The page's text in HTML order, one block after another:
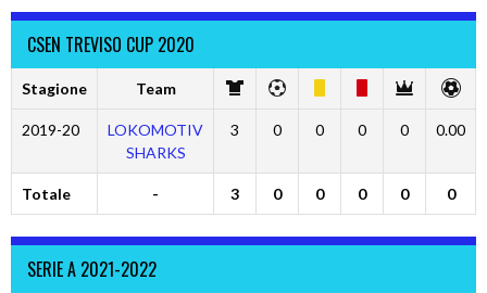
CSEN TREVISO CUP 2020
Stagione Team
2019-20
LOKOMOTIV
SHARKS
3 0 0 0 0 0.00
Totale - 3 0 0 0 0 0
SERIE A 2021-2022